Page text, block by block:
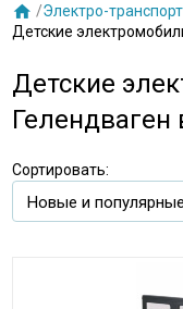
 /Электро-транспорт
Детские
Детские
Гелендваген
Сортировать: